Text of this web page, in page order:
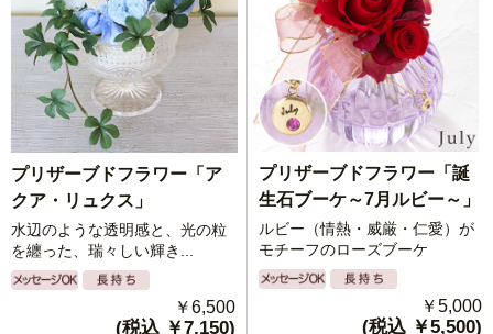
プリザーブドフラワー「ア
クア・リュクス」
水辺のような透明感と、光の粒
を纏った、瑞々しい輝き...
￥6,500
(税込 ￥7,150)
プリザーブドフラワー「誕
生石ブーケ～7月ルビー～」
ルビー（情熱・威厳・仁愛）が
モチーフのローズブーケ
￥5,000
(税込 ￥5,500)